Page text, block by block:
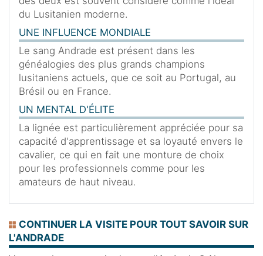
du Lusitanien moderne.
UNE INFLUENCE MONDIALE
Le sang Andrade est présent dans les
généalogies des plus grands champions
lusitaniens actuels, que ce soit au Portugal, au
Brésil ou en France.
UN MENTAL D'ÉLITE
La lignée est particulièrement appréciée pour sa
capacité d'apprentissage et sa loyauté envers le
cavalier, ce qui en fait une monture de choix
pour les professionnels comme pour les
amateurs de haut niveau.
CONTINUER LA VISITE POUR TOUT SAVOIR SUR
L'ANDRADE